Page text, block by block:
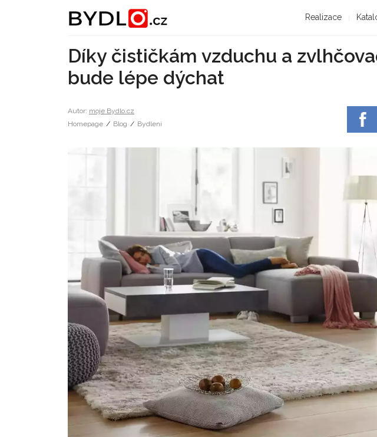
Realizace
Díky čističkám vzduchu a
bude lépe dýchat
Autor: moje Bydlo.cz
Homepage / Blog / Bydlení